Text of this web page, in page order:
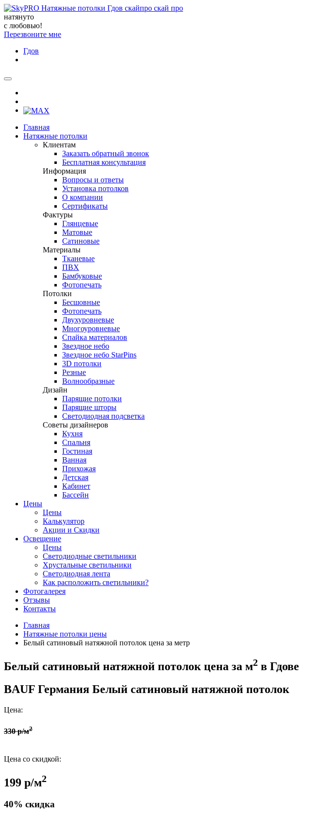
натянуто
с любовью!
Перезвоните мне
Гдов
Главная
Натяжные потолки
Клиентам
Заказать обратный звонок
Бесплатная консультация
Информация
Вопросы и ответы
Установка потолков
О компании
Сертификаты
Фактуры
Глянцевые
Матовые
Сатиновые
Материалы
Тканевые
ПВХ
Бамбуковые
Фотопечать
Потолки
Бесшовные
Фотопечать
Двухуровневые
Многоуровневые
Спайка материалов
Звездное небо
Звездное небо StarPins
3D потолки
Резные
Волнообразные
Дизайн
Парящие потолки
Парящие шторы
Светодиодная подсветка
Советы дизайнеров
Кухня
Спальня
Гостиная
Ванная
Прихожая
Детская
Кабинет
Бассейн
Цены
Цены
Калькулятор
Акции и Скидки
Освещение
Цены
Светодиодные светильники
Хрустальные светильники
Светодиодная лента
Как расположить светильники?
Фотогалерея
Отзывы
Контакты
Главная
Натяжные потолки цены
Белый сатиновый натяжной потолок цена за метр
Белый сатиновый натяжной потолок цена за м2 в Гдове
BAUF Германия Белый сатиновый натяжной потолок
Цена:
330 р/м2
Цена со скидкой:
199 р/м2
40% скидка